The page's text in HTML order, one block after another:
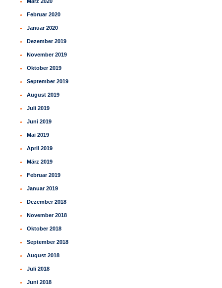
Februar 2020
Januar 2020
Dezember 2019
November 2019
Oktober 2019
September 2019
August 2019
Juli 2019
Juni 2019
Mai 2019
April 2019
März 2019
Februar 2019
Januar 2019
Dezember 2018
November 2018
Oktober 2018
September 2018
August 2018
Juli 2018
Juni 2018